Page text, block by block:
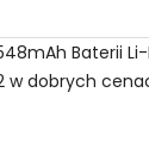
Baterii
w dobrych